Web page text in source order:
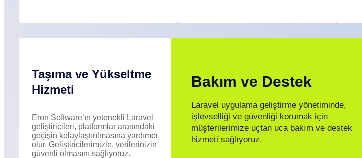
Taşıma ve Yükseltme
Hizmeti
Eron Software’ın yetenekli Laravel
geliştiricileri, platformlar arasındaki
geçişin kolaylaştırılmasına yardımcı
olur. Geliştiricilerimizle, verilerinizin
güvenli olmasını sağlıyoruz.
Bakım ve Destek
Laravel uygulama geliştirme yönetiminde,
işlevselliği ve güvenliği korumak için
müşterilerimize uçtan uca bakım ve destek
hizmeti sağlıyoruz.